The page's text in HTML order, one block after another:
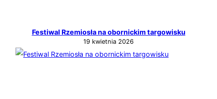
Festiwal Rzemiosła na obornickim targowisku
19 kwietnia 2026